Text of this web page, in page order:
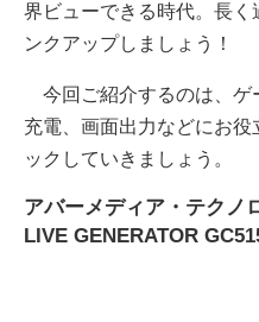
界ビューできる時代。長
ンクアップしましょう！
今回ご紹介するのは、ゲ
充電、画面出力などにお
ックしていきましょう。
アバーメディア・テクノ
LIVE GENERATOR